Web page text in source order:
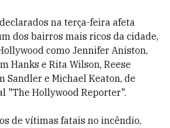
na terça-feira afeta
dos bairros mais ricos da cidade,
como Jennifer Aniston,
Hanks e Rita Wilson, Reese
Sandler e Michael Keaton, de
"The Hollywood Reporter".
de vítimas fatais no incêndio,